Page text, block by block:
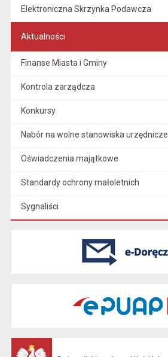
Elektroniczna Skrzynka Podawcza
Aktualności
Finanse Miasta i Gminy
Kontrola zarządcza
Konkursy
Nabór na wolne stanowiska urzędnicze
Oświadczenia majątkowe
Standardy ochrony małoletnich
Sygnaliści